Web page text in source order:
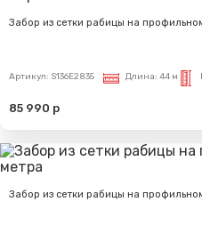
Забор из сетки рабицы на
Артикул: S136E2835 Длина: 44 м
85 990 р
Забор из сетки рабицы на